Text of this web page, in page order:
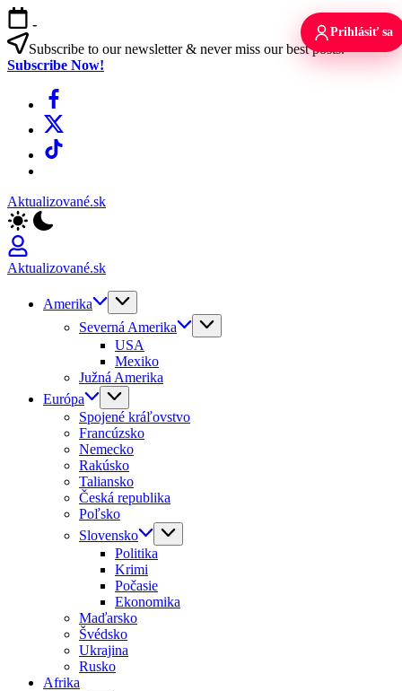
Skip
to
content
-
Subscribe to our newsletter & never miss our best posts.
Subscribe Now!
Facebook
X
TikTok
Aktualizované.sk
Aktualizované.sk
Amerika
Severná Amerika
USA
Mexiko
Južná Amerika
Európa
Spojené kráľovstvo
Francúzsko
Nemecko
Rakúsko
Taliansko
Česká republika
Poľsko
Slovensko
Politika
Krimi
Počasie
Ekonomika
Maďarsko
Švédsko
Ukrajina
Rusko
Afrika
Prihlásiť sa